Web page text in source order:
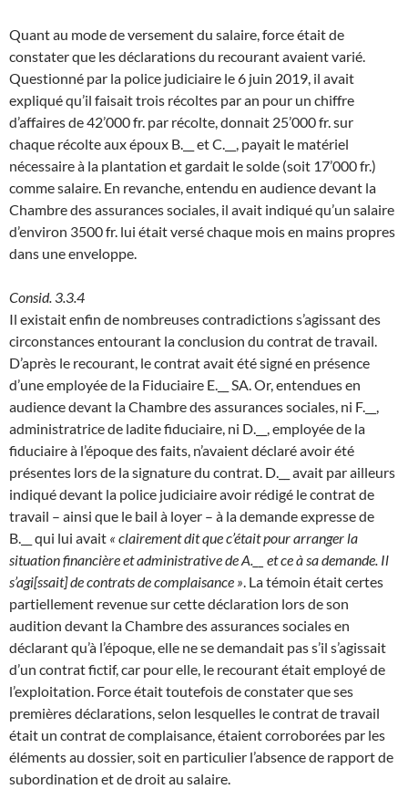
Quant au mode de versement du salaire, force était de
constater que les déclarations du recourant avaient varié.
Questionné par la police judiciaire le 6 juin 2019, il avait
expliqué qu’il faisait trois récoltes par an pour un chiffre
d’affaires de 42’000 fr. par récolte, donnait 25’000 fr. sur
chaque récolte aux époux B.__ et C.__, payait le matériel
nécessaire à la plantation et gardait le solde (soit 17’000 fr.)
comme salaire. En revanche, entendu en audience devant la
Chambre des assurances sociales, il avait indiqué qu’un salaire
d’environ 3500 fr. lui était versé chaque mois en mains propres
dans une enveloppe.
Consid. 3.3.4
Il existait enfin de nombreuses contradictions s’agissant des
circonstances entourant la conclusion du contrat de travail.
D’après le recourant, le contrat avait été signé en présence
d’une employée de la Fiduciaire E.__ SA. Or, entendues en
audience devant la Chambre des assurances sociales, ni F.__,
administratrice de ladite fiduciaire, ni D.__, employée de la
fiduciaire à l’époque des faits, n’avaient déclaré avoir été
présentes lors de la signature du contrat. D.__ avait par ailleurs
indiqué devant la police judiciaire avoir rédigé le contrat de
travail – ainsi que le bail à loyer – à la demande expresse de
B.__ qui lui avait « clairement dit que c’était pour arranger la
situation financière et administrative de A.__ et ce à sa demande. Il
s’agi[ssait] de contrats de complaisance » . La témoin était certes
partiellement revenue sur cette déclaration lors de son
audition devant la Chambre des assurances sociales en
déclarant qu’à l’époque, elle ne se demandait pas s’il s’agissait
d’un contrat fictif, car pour elle, le recourant était employé de
l’exploitation. Force était toutefois de constater que ses
premières déclarations, selon lesquelles le contrat de travail
était un contrat de complaisance, étaient corroborées par les
éléments au dossier, soit en particulier l’absence de rapport de
subordination et de droit au salaire.